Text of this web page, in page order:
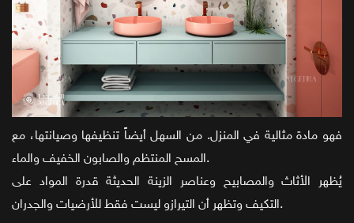
فهو مادة مثالية في المنزل. من السهل أيضاً تنظيفها وصيانتها، مع
المسح المنتظم والصابون الخفيف والماء.
يُظهر الأثاث والمصابيح وعناصر الزينة الحديثة قدرة المواد على
التكيف وتظهر أن التيرازو ليست فقط للأرضيات والجدران.